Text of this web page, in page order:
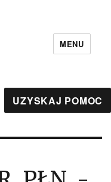
MENU
UZYSKAJ POMOC